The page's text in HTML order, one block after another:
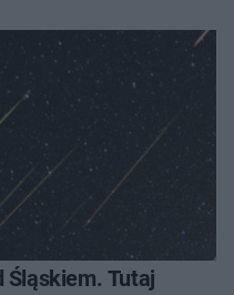
Śląskiem. Tutaj